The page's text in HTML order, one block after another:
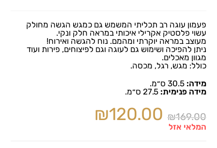
פעמון עוגה רב תכליתי המשמש גם כמגש הגשה מחולק
עשוי פלסטיק אקרילי איכותי במראה חלק ונקי.
מעוצב במראה יוקרתי ומהמם. נוח להגשה ואירוח!
ניתן להפיכה ושימוש גם לעוגה וגם לפיצוחים, פירות ועוד
מגוון מאכלים.
כולל: מגש, רגל, מכסה.
מידה:30.5 ס״מ.
מידה פנימית:27.5 ס״מ.
₪169.00
₪120.00
המלאי אזל